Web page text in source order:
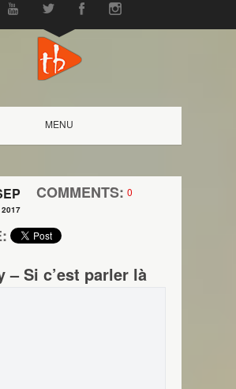
MENU
2017
COMMENTS: 0
– Si c’est parler là